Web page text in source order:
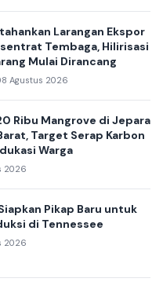
Larangan Ekspor
Tembaga, Hilirisasi
Mulai Dirancang
Agustus 2026
Ribu Mangrove di Jepara
Target Serap Karbon
Warga
2026
Pikap Baru untuk
di Tennessee
2026